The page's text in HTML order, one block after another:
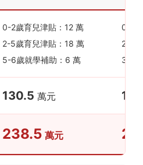
0-2歲育兒津貼：12 萬
2-5歲育兒津貼：18 萬
5-6歲就學補助：6 萬
0-2
2-3
3-6
130.5 萬元
238.5 萬元